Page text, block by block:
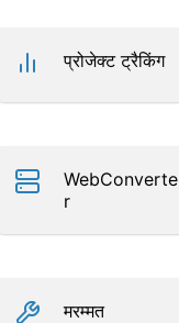
प्रोजेक्ट ट्रैकिंग
WebConverte
r
मरम्मत